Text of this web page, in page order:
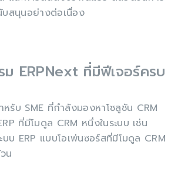
สนุนอย่างต่อเนื่อง
ม ERPNext ที่มีฟีเจอร์ครบ
รับ SME ที่กำลังมองหาโซลูชัน CRM
ที่มีโมดูล CRM หนึ่งในระบบ เช่น
บบ ERP แบบโอเพ่นซอร์สที่มีโมดูล CRM
น